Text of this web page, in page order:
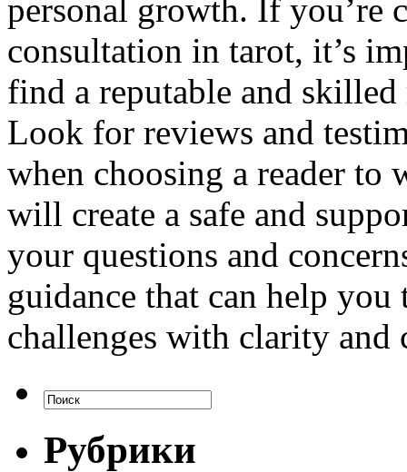
personal growth. If you’re
consultation in tarot, it’s
find a reputable and
Look for reviews and
when choosing a reader to
will create a safe and
your questions and
guidance that can help
challenges with clarity and
Рубрики